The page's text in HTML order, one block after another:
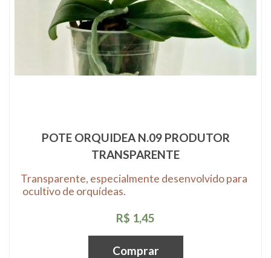
POTE ORQUIDEA N.09 PRODUTOR
TRANSPARENTE
Transparente, especialmente desenvolvido para
ocultivo de orquídeas.
R$ 1,45
Comprar